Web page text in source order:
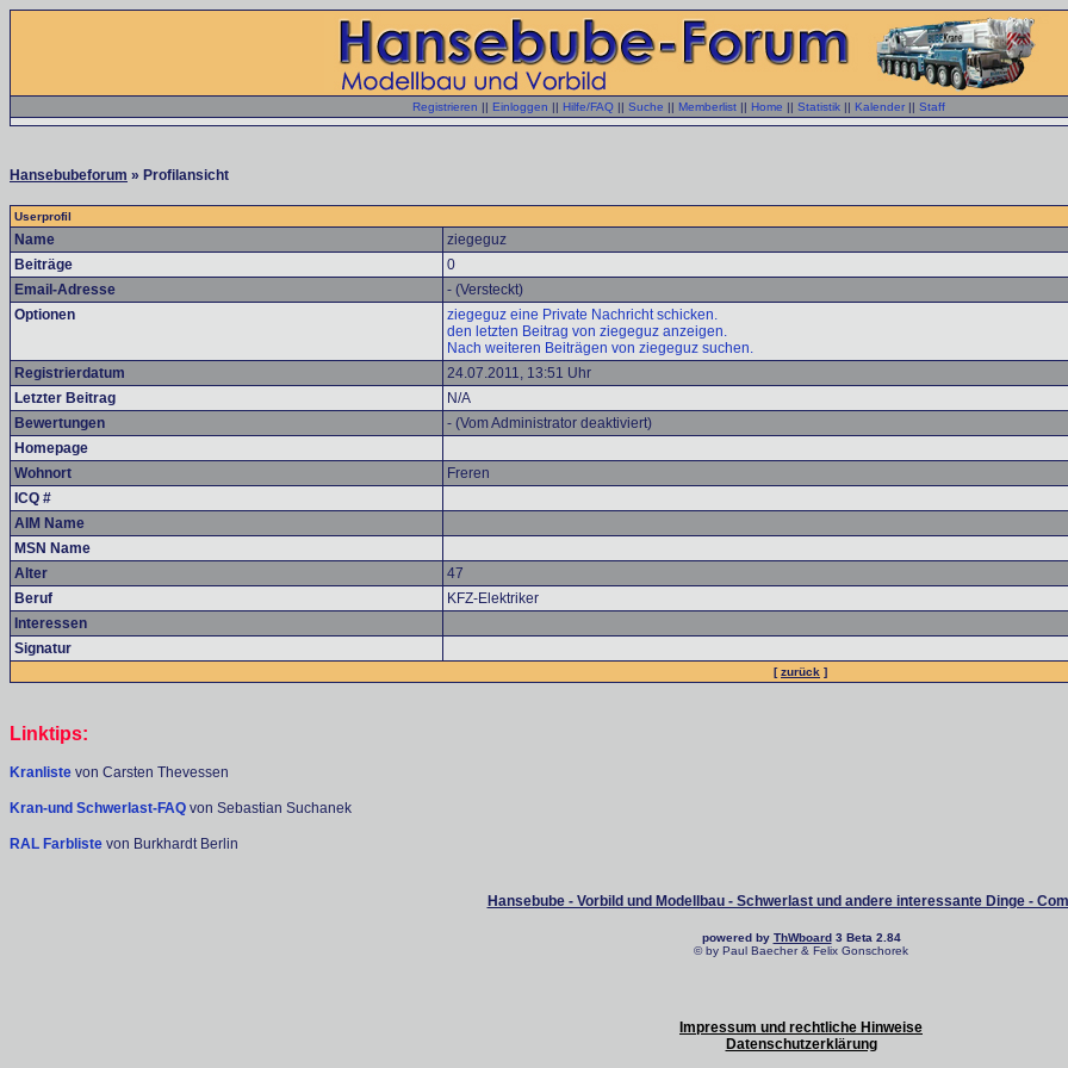
Registrieren || Einloggen || Hilfe/FAQ || Suche || Memberlist || Home || Statistik || Kalender || Staff
Hansebubeforum » Profilansicht
Userprofil
Name
ziegeguz
Beiträge
0
Email-Adresse
- (Versteckt)
Optionen
ziegeguz eine Private Nachricht schicken.
den letzten Beitrag von ziegeguz anzeigen.
Nach weiteren Beiträgen von ziegeguz suchen.
Registrierdatum
24.07.2011, 13:51 Uhr
Letzter Beitrag
N/A
Bewertungen
- (Vom Administrator deaktiviert)
Homepage
Wohnort
Freren
ICQ #
AIM Name
MSN Name
Alter
47
Beruf
KFZ-Elektriker
Interessen
Signatur
[zurück ]
Linktips:
Kranliste von Carsten Thevessen
Kran-und Schwerlast-FAQ von Sebastian Suchanek
RAL Farbliste von Burkhardt Berlin
Hansebube - Vorbild und Modellbau - Schwerlast und andere interessante Dinge -
powered by ThWboard3 Beta 2.84
© by Paul Baecher & Felix Gonschorek
Impressum und rechtliche Hinweise
Datenschutzerklärung